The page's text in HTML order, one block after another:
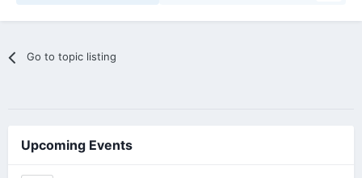
Go to topic listing
Upcoming Events